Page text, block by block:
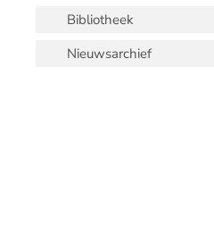
Bibliotheek
Nieuwsarchief